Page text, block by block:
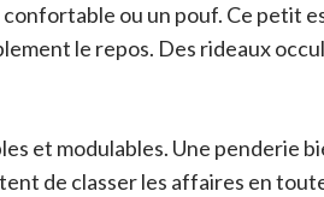
ou un pouf. Ce petit
le repos. Des rideaux
et modulables. Une penderie
de classer les affaires en